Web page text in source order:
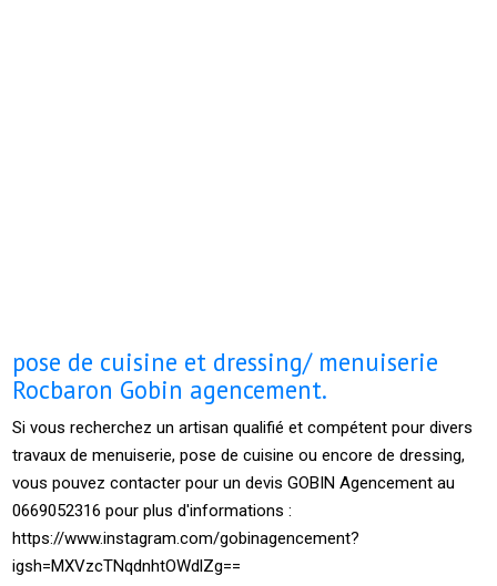
pose de cuisine et dressing/ menuiserie
Rocbaron Gobin agencement.
Si vous recherchez un artisan qualifié et compétent pour divers
travaux de menuiserie, pose de cuisine ou encore de dressing,
vous pouvez contacter pour un devis GOBIN Agencement au
0669052316 pour plus d'informations :
https://www.instagram.com/gobinagencement?
igsh=MXVzcTNqdnhtOWdlZg==